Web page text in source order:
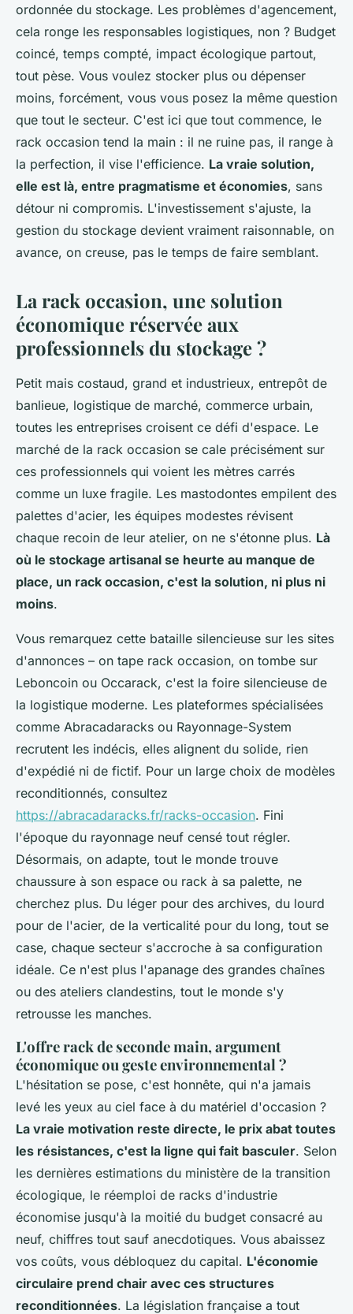
ordonnée du stockage. Les problèmes d'agencement,
cela ronge les responsables logistiques, non ? Budget
coincé, temps compté, impact écologique partout,
tout pèse. Vous voulez stocker plus ou dépenser
moins, forcément, vous vous posez la même question
que tout le secteur. C'est ici que tout commence, le
rack occasion tend la main : il ne ruine pas, il range à
la perfection, il vise l'efficience. La vraie solution,
elle est là, entre pragmatisme et économies, sans
détour ni compromis. L'investissement s'ajuste, la
gestion du stockage devient vraiment raisonnable, on
avance, on creuse, pas le temps de faire semblant.
La rack occasion, une solution
économique réservée aux
professionnels du stockage ?
Petit mais costaud, grand et industrieux, entrepôt de
banlieue, logistique de marché, commerce urbain,
toutes les entreprises croisent ce défi d'espace. Le
marché de la rack occasion se cale précisément sur
ces professionnels qui voient les mètres carrés
comme un luxe fragile. Les mastodontes empilent des
palettes d'acier, les équipes modestes révisent
chaque recoin de leur atelier, on ne s'étonne plus. Là
où le stockage artisanal se heurte au manque de
place, un rack occasion, c'est la solution, ni plus ni
moins.
Vous remarquez cette bataille silencieuse sur les sites
d'annonces – on tape rack occasion, on tombe sur
Leboncoin ou Occarack, c'est la foire silencieuse de
la logistique moderne. Les plateformes spécialisées
comme Abracadaracks ou Rayonnage-System
recrutent les indécis, elles alignent du solide, rien
d'expédié ni de fictif. Pour un large choix de modèles
reconditionnés, consultez
https://abracadaracks.fr/racks-occasion. Fini
l'époque du rayonnage neuf censé tout régler.
Désormais, on adapte, tout le monde trouve
chaussure à son espace ou rack à sa palette, ne
cherchez plus. Du léger pour des archives, du lourd
pour de l'acier, de la verticalité pour du long, tout se
case, chaque secteur s'accroche à sa configuration
idéale. Ce n'est plus l'apanage des grandes chaînes
ou des ateliers clandestins, tout le monde s'y
retrousse les manches.
L'offre rack de seconde main, argument
économique ou geste environnemental ?
L'hésitation se pose, c'est honnête, qui n'a jamais
levé les yeux au ciel face à du matériel d'occasion ?
La vraie motivation reste directe, le prix abat toutes
les résistances, c'est la ligne qui fait basculer. Selon
les dernières estimations du ministère de la transition
écologique, le réemploi de racks d'industrie
économise jusqu'à la moitié du budget consacré au
neuf, chiffres tout sauf anecdotiques. Vous abaissez
vos coûts, vous débloquez du capital. L'économie
circulaire prend chair avec ces structures
reconditionnées. La législation française a tout